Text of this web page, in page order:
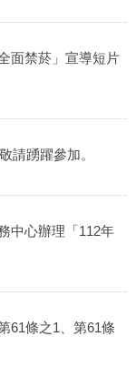
面禁菸」宣導短片
請踴躍參加。
中心辦理「112年
61條之1、第61條